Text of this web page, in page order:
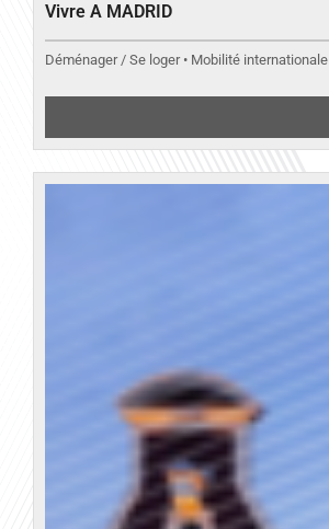
Vivre A MADRID
Déménager / Se loger • Mobilité internationale